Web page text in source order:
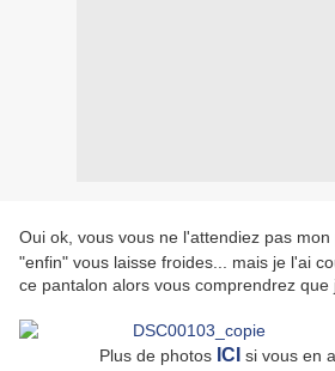
Oui ok, vous vous ne l'attendiez pas mon
"enfin" vous laisse froides... mais je l'ai
ce pantalon alors vous comprendrez que
Plus de photos ICI si vous en